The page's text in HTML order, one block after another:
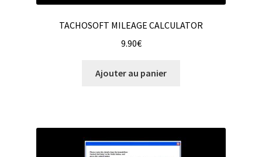
TACHOSOFT MILEAGE CALCULATOR
9.90€
Ajouter au panier